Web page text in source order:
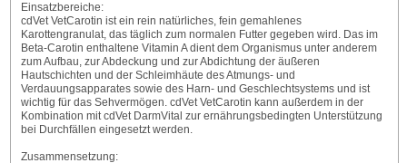
Einsatzbereiche:
cdVet VetCarotin ist ein rein natürliches, fein gemahlenes
Karottengranulat, das täglich zum normalen Futter gegeben wird. Das im
Beta-Carotin enthaltene Vitamin A dient dem Organismus unter anderem
zum Aufbau, zur Abdeckung und zur Abdichtung der äußeren
Hautschichten und der Schleimhäute des Atmungs- und
Verdauungsapparates sowie des Harn- und Geschlechtsystems und ist
wichtig für das Sehvermögen. cdVet VetCarotin kann außerdem in der
Kombination mit cdVet DarmVital zur ernährungsbedingten Unterstützung
bei Durchfällen eingesetzt werden.
Zusammensetzung: